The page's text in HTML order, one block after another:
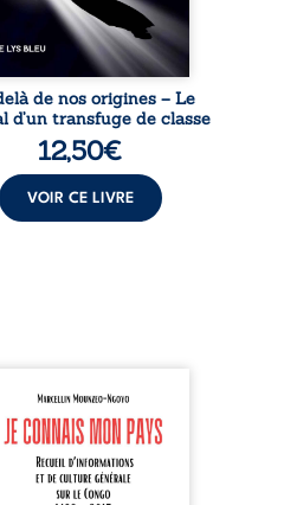
de nos origines – Le
d’un transfuge de classe
12,50€
VOIR CE LIVRE
mon pays se
comme une œuvre de
et d’éveil civique,
à raviver la mémoire
En retraçant les
étapes de l’histoire